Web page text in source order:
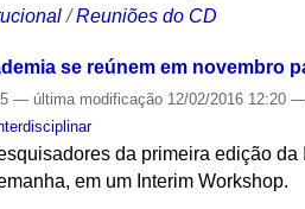
/Reuniões do CD
se reúnem em novembro
— última modificação 12/02/2016 12:20—
da primeira edição
em um Interim Workshop.